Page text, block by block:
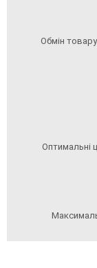
Обмін
Оптимальні